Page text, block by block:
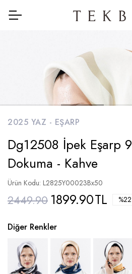
2025 YAZ - EŞARP
Dg12508 İpek Eşarp
Dokuma - Kahve
Ürün Kodu: L2825Y00023Bx50
2449.90 1899.90TL
Diğer Renkler